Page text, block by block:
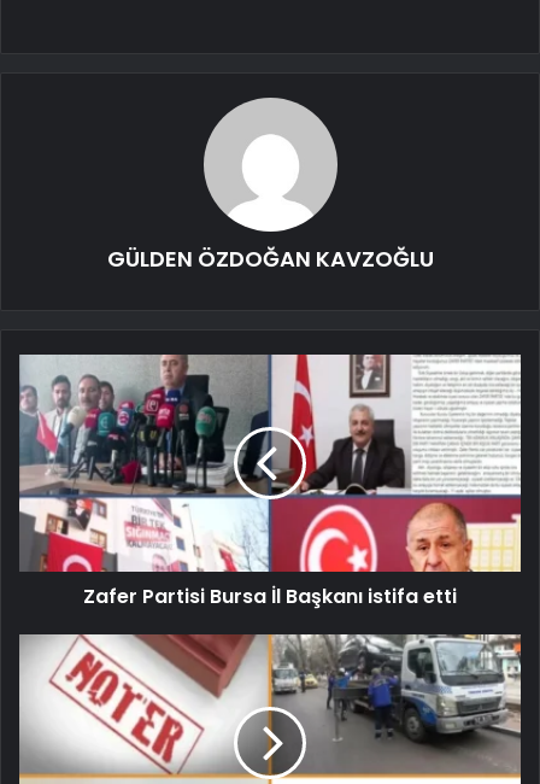
GÜLDEN ÖZDOĞAN KAVZOĞLU
Zafer Partisi Bursa İl Başkanı istifa etti